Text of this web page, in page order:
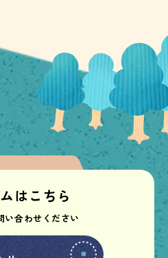
はこちら
い合わせください